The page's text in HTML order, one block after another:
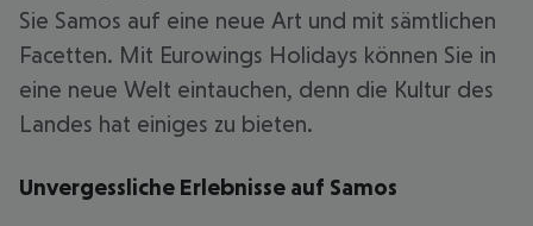
Sie Samos auf eine neue Art und mit sämtlichen
Facetten. Mit Eurowings Holidays können Sie in
eine neue Welt eintauchen, denn die Kultur des
Landes hat einiges zu bieten.
Unvergessliche Erlebnisse auf Samos